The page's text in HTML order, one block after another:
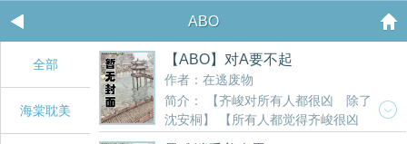
ABO
全部
海棠耽美
【ABO】对A要不起
作者：在逃废物
简介： 【齐峻对所有人都很凶 除了
沈安桐】 【所有人都觉得齐峻很凶
包括沈安桐】 沈安桐的发小齐峻终于从国外回来，因